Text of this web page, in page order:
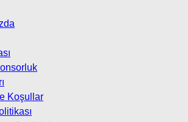
Koşullar